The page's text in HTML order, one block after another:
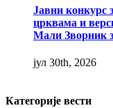
Јавни конкурс
црквама и
Мали Зворник
јул 30th, 2026
Категорије вести